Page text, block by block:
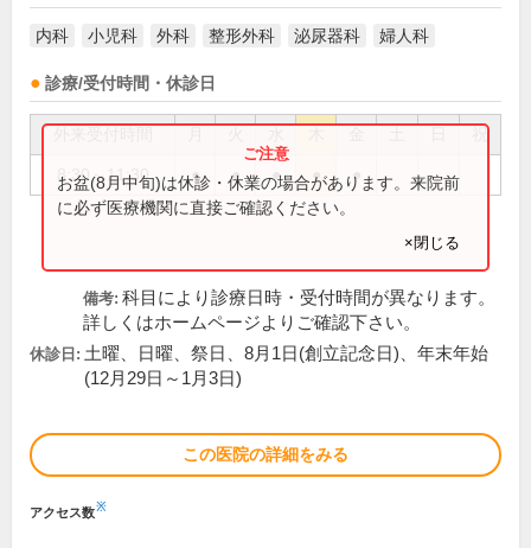
内科 小児科 外科 整形外科 泌尿器科 婦人科
診療/受付時間・休診日
祝
8:30～11:30 ● ● ● ● ●
お盆(8月中旬)は休診・休業の場合があります。来院前
に必ず医療機関に直接ご確認ください。
×閉じる
備考: 科目により診療日時・受付時間が異なります。
詳しくはホームページよりご確認下さい。
休診日: 土曜、日曜、祭日、8月1日(創立記念日)、年末年始
(12月29日～1月3日)
この医院の詳細をみる
アクセス数※